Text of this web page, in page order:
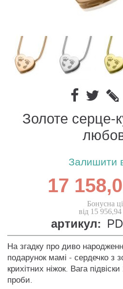
Золоте серце-
Залишити
17
Бонусна
від 15
артикул:
На згадку про диво
подарунок мамі - сердечко з
крихітних ніжок. Вага
проби.